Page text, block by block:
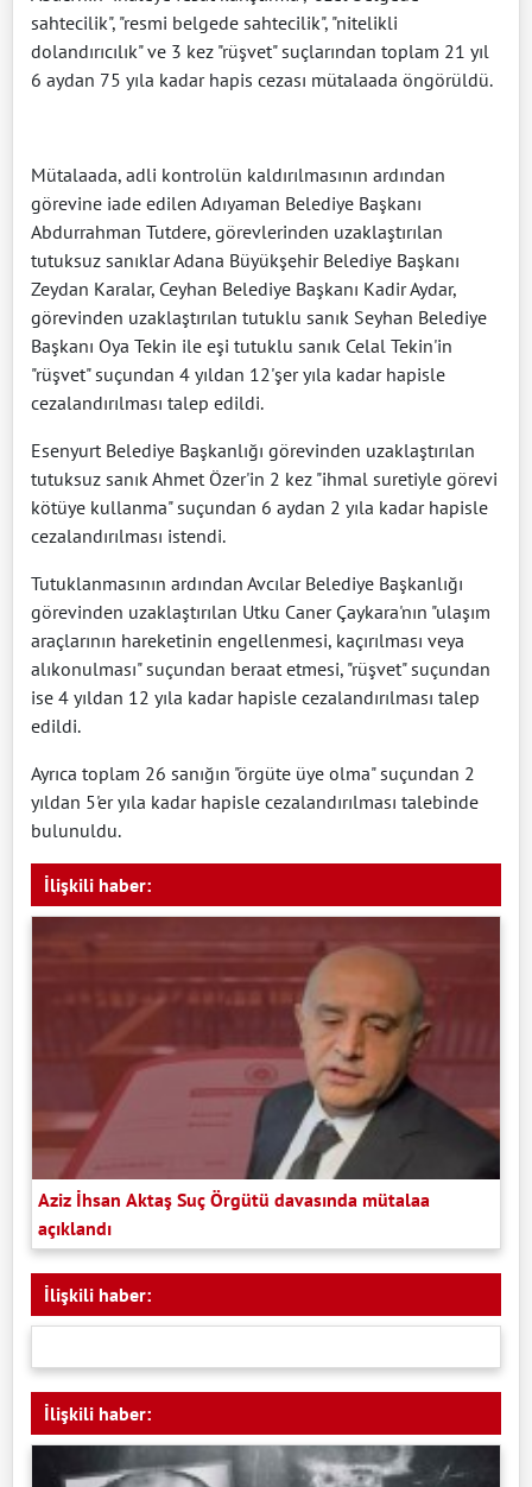
sahtecilik", "resmi belgede sahtecilik", "nitelikli
dolandırıcılık" ve 3 kez "rüşvet" suçlarından toplam 21 yıl
6 aydan 75 yıla kadar hapis cezası mütalaada öngörüldü.
Mütalaada, adli kontrolün kaldırılmasının ardından
görevine iade edilen Adıyaman Belediye Başkanı
Abdurrahman Tutdere, görevlerinden uzaklaştırılan
tutuksuz sanıklar Adana Büyükşehir Belediye Başkanı
Zeydan Karalar, Ceyhan Belediye Başkanı Kadir Aydar,
görevinden uzaklaştırılan tutuklu sanık Seyhan Belediye
Başkanı Oya Tekin ile eşi tutuklu sanık Celal Tekin'in
"rüşvet" suçundan 4 yıldan 12'şer yıla kadar hapisle
cezalandırılması talep edildi.
Esenyurt Belediye Başkanlığı görevinden uzaklaştırılan
tutuksuz sanık Ahmet Özer'in 2 kez "ihmal suretiyle görevi
kötüye kullanma" suçundan 6 aydan 2 yıla kadar hapisle
cezalandırılması istendi.
Tutuklanmasının ardından Avcılar Belediye Başkanlığı
görevinden uzaklaştırılan Utku Caner Çaykara'nın "ulaşım
araçlarının hareketinin engellenmesi, kaçırılması veya
alıkonulması" suçundan beraat etmesi, "rüşvet" suçundan
ise 4 yıldan 12 yıla kadar hapisle cezalandırılması talep
edildi.
Ayrıca toplam 26 sanığın "örgüte üye olma" suçundan 2
yıldan 5'er yıla kadar hapisle cezalandırılması talebinde
bulunuldu.
İlişkili haber:
Aziz İhsan Aktaş Suç Örgütü davasında mütalaa
açıklandı
İlişkili haber:
İlişkili haber: